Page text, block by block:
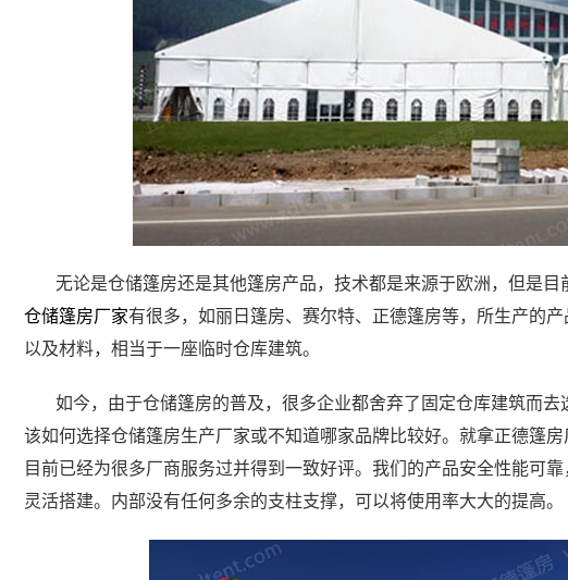
无论是仓储篷房还是其他篷房产品，技术都是来源于欧洲，但是
仓储篷房厂家有很多，如丽日篷房、赛尔特、正德篷房等，所生产的
以及材料，相当于一座临时仓库建筑。
如今，由于仓储篷房的普及，很多企业都舍弃了固定仓库建筑而
该如何选择仓储篷房生产厂家或不知道哪家品牌比较好。就拿正德篷
目前已经为很多厂商服务过并得到一致好评。我们的产品安全性能可
灵活搭建。内部没有任何多余的支柱支撑，可以将使用率大大的提高。